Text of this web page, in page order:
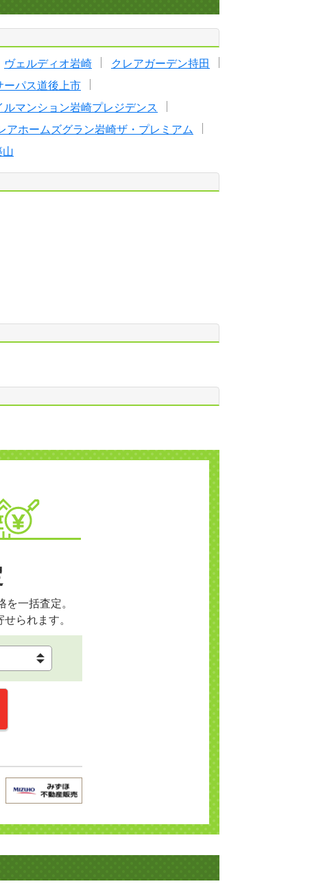
ヴェルディオ岩崎
クレアガーデン持田
ーパス道後上市
ルマンション岩崎プレジデンス
アホームズグラン岩崎ザ・プレミアム
山
一括査定。
られます。